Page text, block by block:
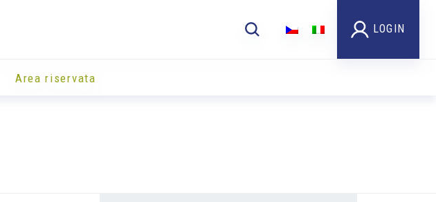
LOGIN
Area riservata